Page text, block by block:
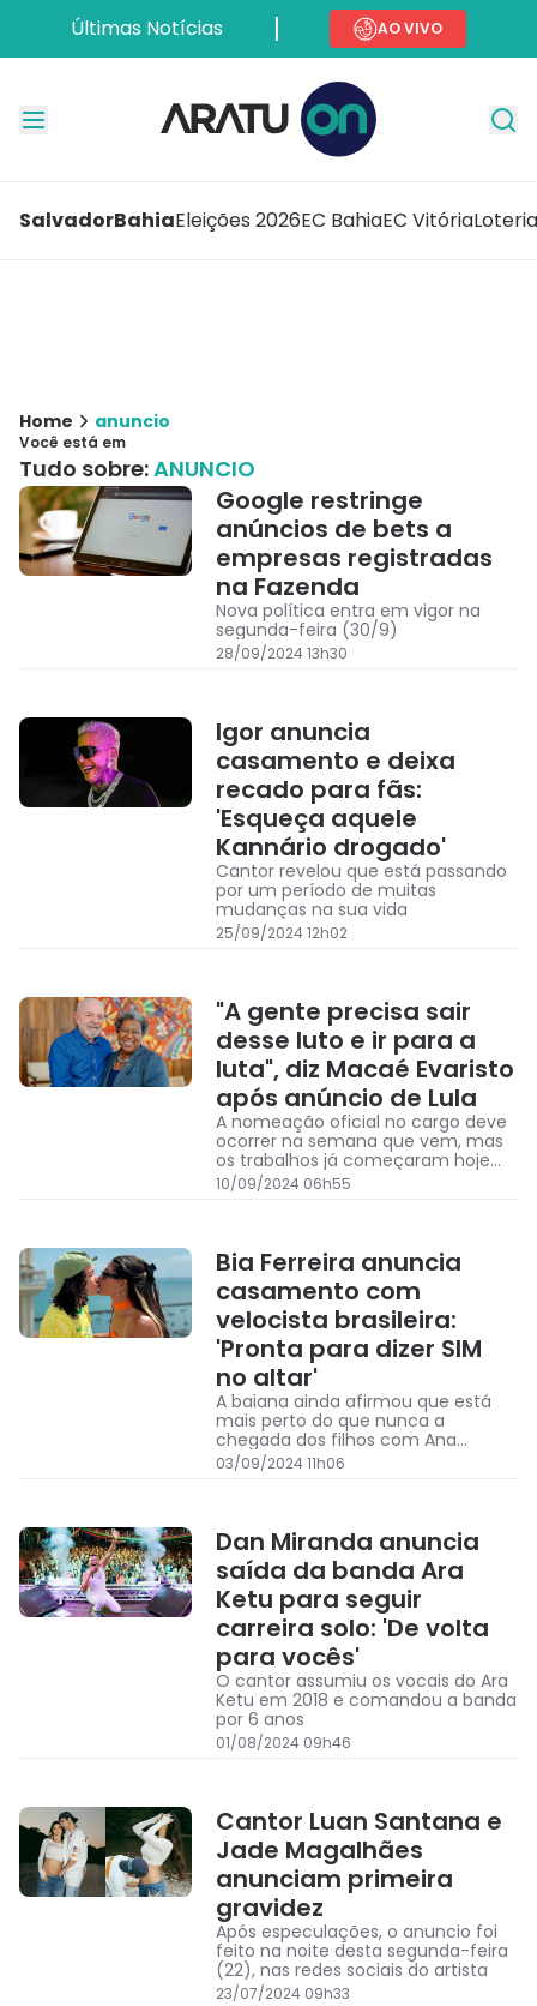
Últimas Notícias AO VIVO
SalvadorBahiaEleições 2026EC BahiaEC Vitória
Home anuncio
Você está em
Tudo sobre:ANUNCIO
Google restringe
anúncios de bets a
empresas registradas
na Fazenda
Nova política entra em vigor na
segunda-feira (30/9)
28/09/2024 13h30
Igor anuncia
casamento e deixa
recado para fãs:
'Esqueça aquele
Kannário drogado'
Cantor revelou que está passando
por um período de muitas
mudanças na sua vida
25/09/2024 12h02
"A gente precisa sair
desse luto e ir para a
luta", diz Macaé Evaristo
após anúncio de Lula
A nomeação oficial no cargo deve
ocorrer na semana que vem, mas
os trabalhos já começaram hoje
com uma primeira visita ao
ministério.
10/09/2024 06h55
Bia Ferreira anuncia
casamento com
velocista brasileira:
'Pronta para dizer SIM
no altar'
A baiana ainda afirmou que está
mais perto do que nunca a
chegada dos filhos com Ana
Carolina Azevedo
03/09/2024 11h06
Dan Miranda anuncia
saída da banda Ara
Ketu para seguir
carreira solo: 'De volta
para vocês'
O cantor assumiu os vocais do Ara
Ketu em 2018 e comandou a banda
por 6 anos
01/08/2024 09h46
Cantor Luan Santana e
Jade Magalhães
anunciam primeira
gravidez
Após especulações, o anuncio foi
feito na noite desta segunda-feira
(22), nas redes sociais do artista
23/07/2024 09h33